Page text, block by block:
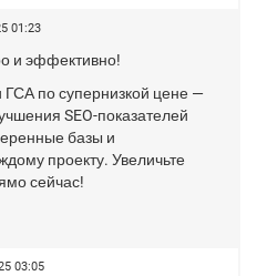
01:23
и эффективно!
по супернизкой цене —
SEO-показателей
базы и
проекту. Увеличьте
сейчас!
03:05